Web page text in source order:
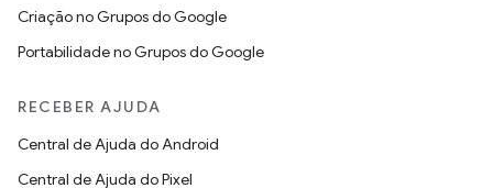
Criação no Grupos do Google
Portabilidade no Grupos do Google
RECEBER AJUDA
Central de Ajuda do Android
Central de Ajuda do Pixel